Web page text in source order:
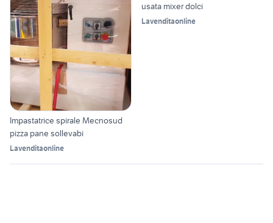
Impastatrice spirale Mecnosud
pizza pane sollevabi
Lavenditaonline
usata mixer dolci
Lavenditaonline